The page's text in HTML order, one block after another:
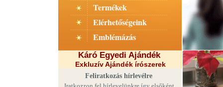
Termékek
Elérhetőségeink
Emblémázás
Káró Egyedi Ajándék
Exkluzív Ajándék írószerek
Feliratkozás hírlevélre